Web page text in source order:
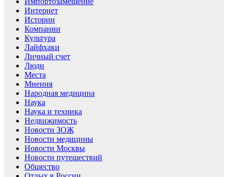
Интернет
Истории
Компании
Культура
Лайфхаки
Личный счет
Люди
Места
Мнения
Народная медицина
Наука
Наука и техника
Недвижимость
Новости ЗОЖ
Новости медицины
Новости Москвы
Новости путешествий
Общество